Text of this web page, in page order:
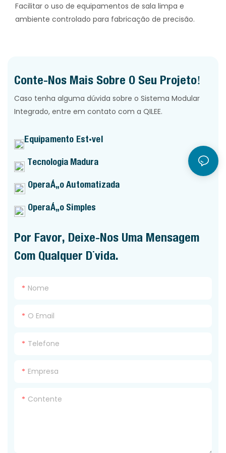
Facilitar o uso de equipamentos de sala limpa e
ambiente controlado para fabricação de precisão.
Conte-Nos Mais Sobre O Seu Projeto!
Caso tenha alguma dúvida sobre o Sistema Modular
Integrado, entre em contato com a QILEE.
Equipamento Estável
Tecnologia Madura
Operação Automatizada
Operação Simples
Por Favor, Deixe-Nos Uma Mensagem
Com Qualquer Dúvida.
Nome
O Email
Telefone
Empresa
Contente